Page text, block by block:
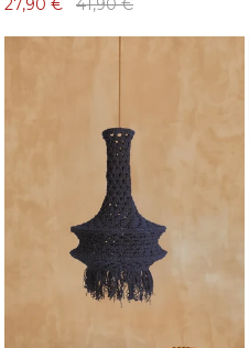
27,90 €
41,90 €